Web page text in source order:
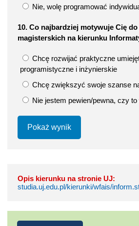
Nie, wolę programować
10. Co najbardziej motywuje Cię
magisterskich na kierunku
Chcę rozwijać praktyczne
programistyczne i inżynierskie
Chcę zwiększyć swoje szanse
Nie jestem pewien/pewna, czy
Pokaż wynik
Opis kierunku na stronie UJ:
studia.uj.edu.pl/kierunki/wfais/